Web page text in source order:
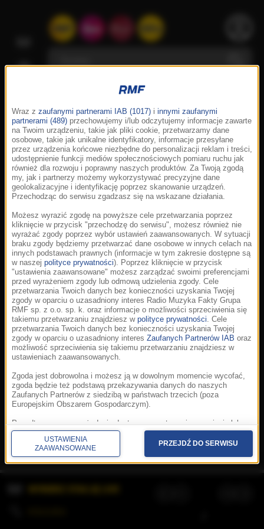
Korzystanie z portalu oznacza akceptację
Prywatność.Aplikacje.© 2026 Radio Muzyka
Fakty Grupa RMF sp. z o.o. sp. k.
Wraz z zaufanymi partnerami IAB (1017) i innymi zaufanymi
partnerami (489) przechowujemy i/lub odczytujemy informacje zawarte
na Twoim urządzeniu, takie jak pliki cookie, przetwarzamy dane
osobowe, takie jak unikalne identyfikatory, informacje przesyłane
przez urządzenia końcowe niezbędne do personalizacji reklam i treści,
udostępnienie funkcji mediów społecznościowych pomiaru ruchu jak
również dla rozwoju i poprawny naszych produktów. Za Twoją zgodą
my, jak i partnerzy możemy wykorzystywać precyzyjne dane
geolokalizacyjne i identyfikację poprzez skanowanie urządzeń.
Przechodząc do serwisu zgadzasz się na wskazane działania.
Możesz wyrazić zgodę na powyższe cele przetwarzania poprzez
kliknięcie w przycisk "przechodzę do serwisu", możesz również nie
wyrażać zgody poprzez wybór ustawień zaawansowanych. W sytuacji
braku zgody będziemy przetwarzać dane osobowe w innych celach na
innych podstawach prawnych (informacje w tym zakresie dostępne są
w naszej polityce prywatności). Poprzez kliknięcie w przycisk
"ustawienia zaawansowane" możesz zarządzać swoimi preferencjami
przed wyrażeniem zgody lub odmową udzielenia zgody. Cele
przetwarzania Twoich danych bez konieczności uzyskania Twojej
zgody w oparciu o uzasadniony interes Radio Muzyka Fakty Grupa
RMF sp. z o.o. sp. k. oraz informacje o możliwości sprzeciwienia się
takiemu przetwarzaniu znajdziesz w polityce prywatności. Cele
przetwarzania Twoich danych bez konieczności uzyskania Twojej
zgody w oparciu o uzasadniony interes Zaufanych Partnerów IAB oraz
możliwość sprzeciwienia się takiemu przetwarzaniu znajdziesz w
ustawieniach zaawansowanych.
Zgoda jest dobrowolna i możesz ją w dowolnym momencie wycofać,
zgoda będzie też podstawą przekazywania danych do naszych
Zaufanych Partnerów z siedzibą w państwach trzecich (poza
Europejskim Obszarem Gospodarczym).
Ponadto masz prawo żądania dostępu, sprostowania, usunięcia lub
ograniczenia przetwarzania danych, a także złożenia skargi do
Prezesa Urzędu Ochrony Danych Osobowych. W polityce prywatności
znajdziesz informacje jak wykonać swoje prawa. Szczegółowe
informacje na temat przetwarzania Twoich danych znajdują się w
USTAWIENIA
ZAAWANSOWANE
PRZEJDŹ DO SERWISU